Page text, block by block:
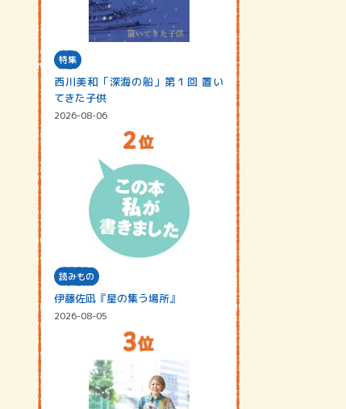
特集
西川美和「深海の船」第１回 置い
てきた子供
2026-08-06
読みもの
伊藤佐凪『星の集う場所』
2026-08-05